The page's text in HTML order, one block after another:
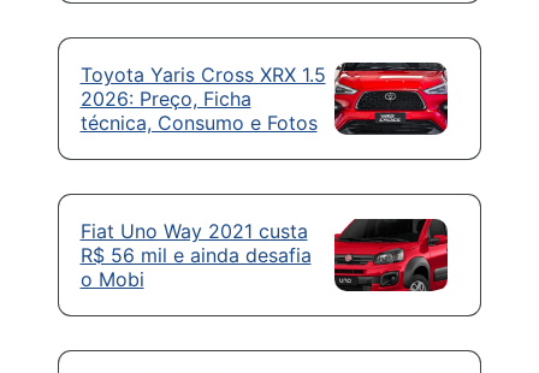
Toyota Yaris Cross XRX 1.5
2026: Preço, Ficha
técnica, Consumo e Fotos
Fiat Uno Way 2021 custa
R$ 56 mil e ainda desafia
o Mobi